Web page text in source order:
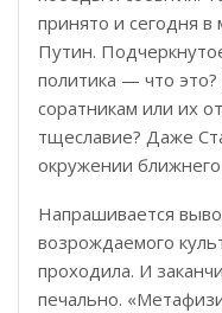
принято и сегодня
Путин.
политика — что
соратникам или их
тщеславие? Даже
окружении ближнего
Напрашивается
возрождаемого
проходила. И
печально.